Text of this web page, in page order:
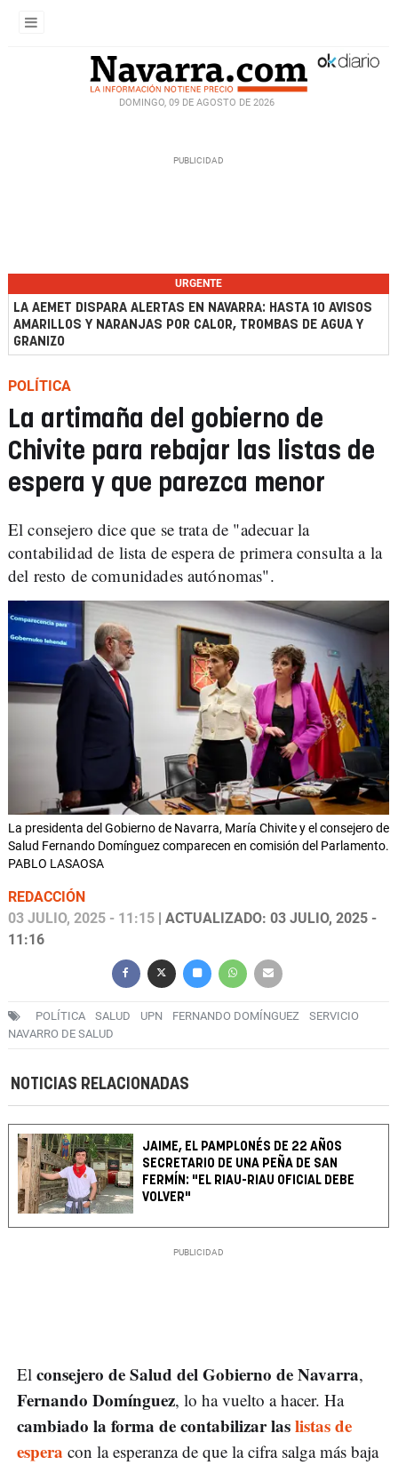
DOMINGO, 09 DE AGOSTO DE 2026
URGENTE
LA AEMET DISPARA ALERTAS EN NAVARRA: HASTA 10 AVISOS
AMARILLOS Y NARANJAS POR CALOR, TROMBAS DE AGUA Y
GRANIZO
POLÍTICA
La artimaña del gobierno de
Chivite para rebajar las listas de
espera y que parezca menor
El consejero dice que se trata de "adecuar la
contabilidad de lista de espera de primera consulta a la
del resto de comunidades autónomas".
La presidenta del Gobierno de Navarra, María Chivite y el consejero de
Salud Fernando Domínguez comparecen en comisión del Parlamento.
PABLO LASAOSA
REDACCIÓN
03 JULIO, 2025 - 11:15 | ACTUALIZADO: 03 JULIO, 2025 -
11:16
POLÍTICA SALUD UPN FERNANDO DOMÍNGUEZ
SERVICIO
NAVARRO DE SALUD
NOTICIAS RELACIONADAS
JAIME, EL PAMPLONÉS DE 22 AÑOS
SECRETARIO DE UNA PEÑA DE SAN
FERMÍN: "EL RIAU-RIAU OFICIAL DEBE
VOLVER"
El consejero de Salud del Gobierno de Navarra,
Fernando Domínguez, lo ha vuelto a hacer. Ha
cambiado la forma de contabilizar laslistas de
espera con la esperanza de que la cifra salga más baja